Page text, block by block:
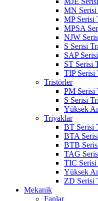
MN Serisi
MP Serisi
MPSA
NJW
S Serisi
SAP
ST Serisi
TIP Serisi
Tristörler
PM Serisi
S Serisi
Yüksek
Triyaklar
BT Serisi
BTA
BTB
TAG
TIC
Yüksek
ZD Serisi
Mekanik
Fanlar